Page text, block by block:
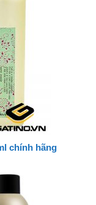
chính hãng